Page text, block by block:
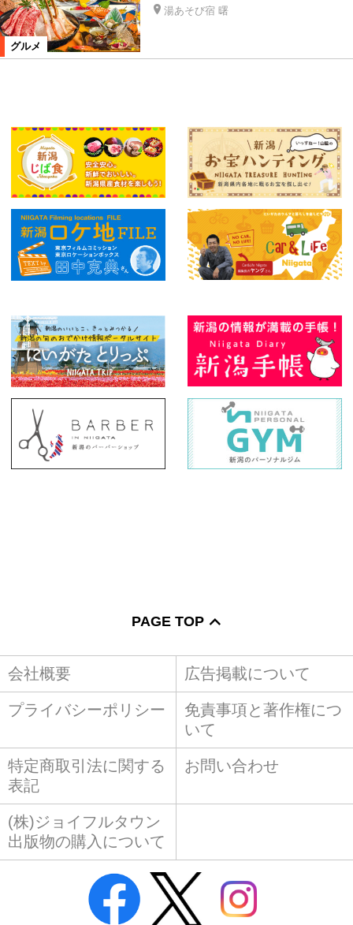
グルメ
湯あそび宿 曙
PAGE TOP
会社概要 広告掲載について
プライバシーポリシー
免責事項と著作権につ
いて
特定商取引法に関する
表記
お問い合わせ
(株)ジョイフルタウン
出版物の購入について